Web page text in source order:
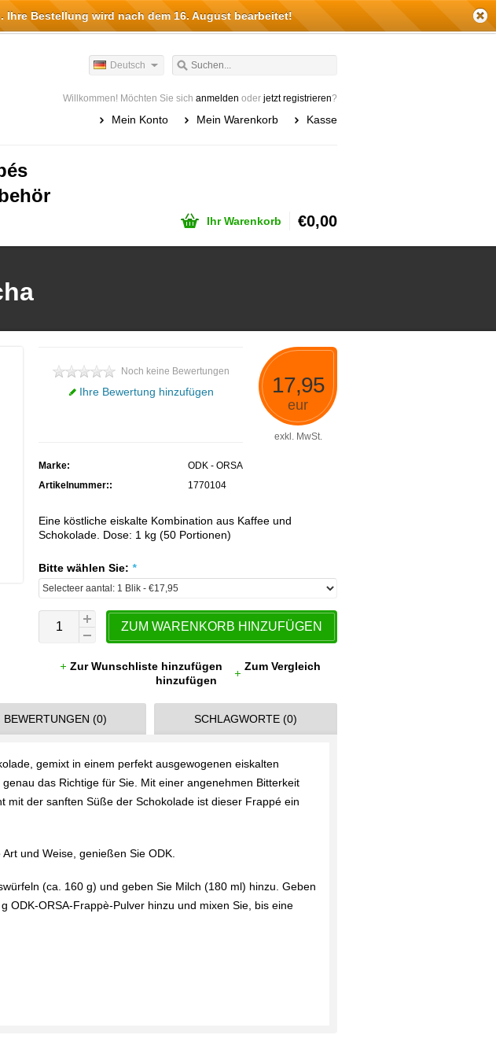
Deutsch
Willkommen! Möchten Sie sich anmelden oder jetzt registrieren?
Mein Konto Mein Warenkorb Kasse
Ihr Warenkorb €0,00
17,95
eur
exkl. MwSt.
Noch keine Bewertungen
Ihre Bewertung hinzufügen
Marke:
ODK - ORSA
Artikelnummer::
1770104
Eine köstliche eiskalte Kombination aus Kaffee und
Schokolade. Dose: 1 kg (50 Portionen)
Bitte wählen Sie: *
ZUM WARENKORB HINZUFÜGEN
Zur Wunschliste hinzufügen
Zum Vergleich
hinzufügen
BEWERTUNGEN (0) SCHLAGWORTE (0)
gemixt in einem perfekt ausgewogenen eiskalten
das Richtige für Sie. Mit einer angenehmen Bitterkeit
mit der sanften Süße der Schokolade ist dieser Frappé ein
und Weise, genießen Sie ODK.
(ca. 160 g) und geben Sie Milch (180 ml) hinzu. Geben
ODK-ORSA-Frappè-Pulver hinzu und mixen Sie, bis eine
Bestellung wird nach dem 16. August bearbeitet!